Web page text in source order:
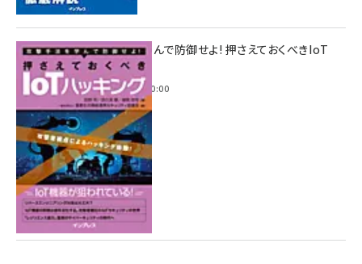
攻撃手法を学んで防御せよ! 押さえておくべきIoT
ハッキング
2022年6月14日 0:00